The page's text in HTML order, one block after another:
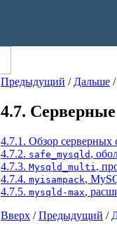
Предыдущий / Дальше /
4.7.
4.7.1. Обзор серверных
4.7.2. safe_mysqld ,
4.7.3. Mysqld_multi ,
4.7.4. myisampack,
4.7.5. mysqld-max,
Вверх /Предыдущий /